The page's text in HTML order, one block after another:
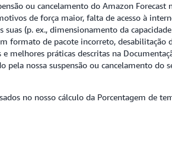
ou cancelamento do Amazon
de força maior, falta de acesso à
(p. ex., dimensionamento da
formato de pacote incorreto, desabilitação
melhores práticas descritas na
nossa suspensão ou cancelamento do
no nosso cálculo da Porcentagem de